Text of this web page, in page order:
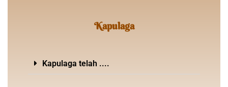
Kapulaga
Kapulaga telah ....